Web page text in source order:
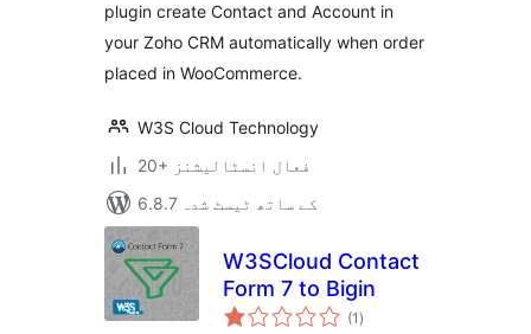
plugin create Contact and Account in
your Zoho CRM automatically when order
placed in WooCommerce.
W3S Cloud Technology
20+ فعال انسٹالیشنز
6.8.7 کے ساتھ ٹیسٹ شدہ
W3SCloud Contact
Form 7 to Bigin
(1 مجموعی
درجہ
)